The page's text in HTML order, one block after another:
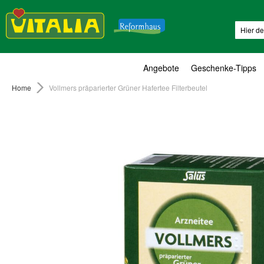
Angebote Geschenke-Tipps
Home Vollmers präparierter Grüner Hafertee Filterbeutel